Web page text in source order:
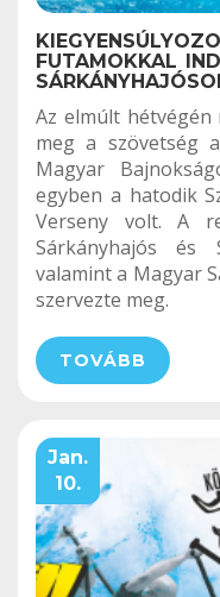
FUTAMOKKAL
Az elmúlt hétvégén
meg a szövetség
Magyar
egyben a hatodik
Verseny volt. A
Sárkányhajós és
valamint a Magyar
szervezte meg.
TOVÁBB
Jan.
10.